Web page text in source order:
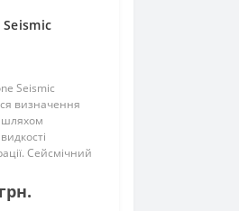
Seismic
визначення
шляхом
Сейсмічний
та правих
а також хвиль